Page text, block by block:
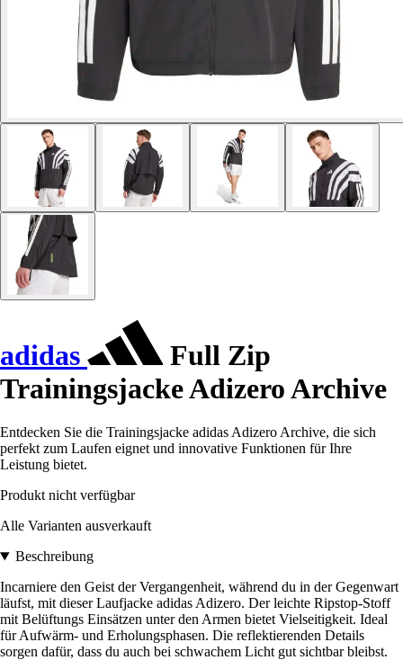
adidas
Full Zip
Trainingsjacke Adizero Archive
Entdecken Sie die Trainingsjacke adidas Adizero Archive, die sich
perfekt zum Laufen eignet und innovative Funktionen für Ihre
Leistung bietet.
Produkt nicht verfügbar
Alle Varianten ausverkauft
Beschreibung
Incarniere den Geist der Vergangenheit, während du in der Gegenwart
läufst, mit dieser Laufjacke adidas Adizero. Der leichte Ripstop-Stoff
mit Belüftungs Einsätzen unter den Armen bietet Vielseitigkeit. Ideal
für Aufwärm- und Erholungsphasen. Die reflektierenden Details
sorgen dafür, dass du auch bei schwachem Licht gut sichtbar bleibst.